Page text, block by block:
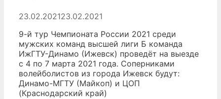
23.02.202123.02.2021
9-й тур Чемпионата России 2021 среди
мужских команд высшей лиги Б команда
ИжГТУ-Динамо (Ижевск) проведёт на выезде
с 4 по 7 марта 2021 года. Соперниками
волейболистов из города Ижевск будут:
Динамо-МГТУ (Майкоп) и ЦОП
(Краснодарский край)